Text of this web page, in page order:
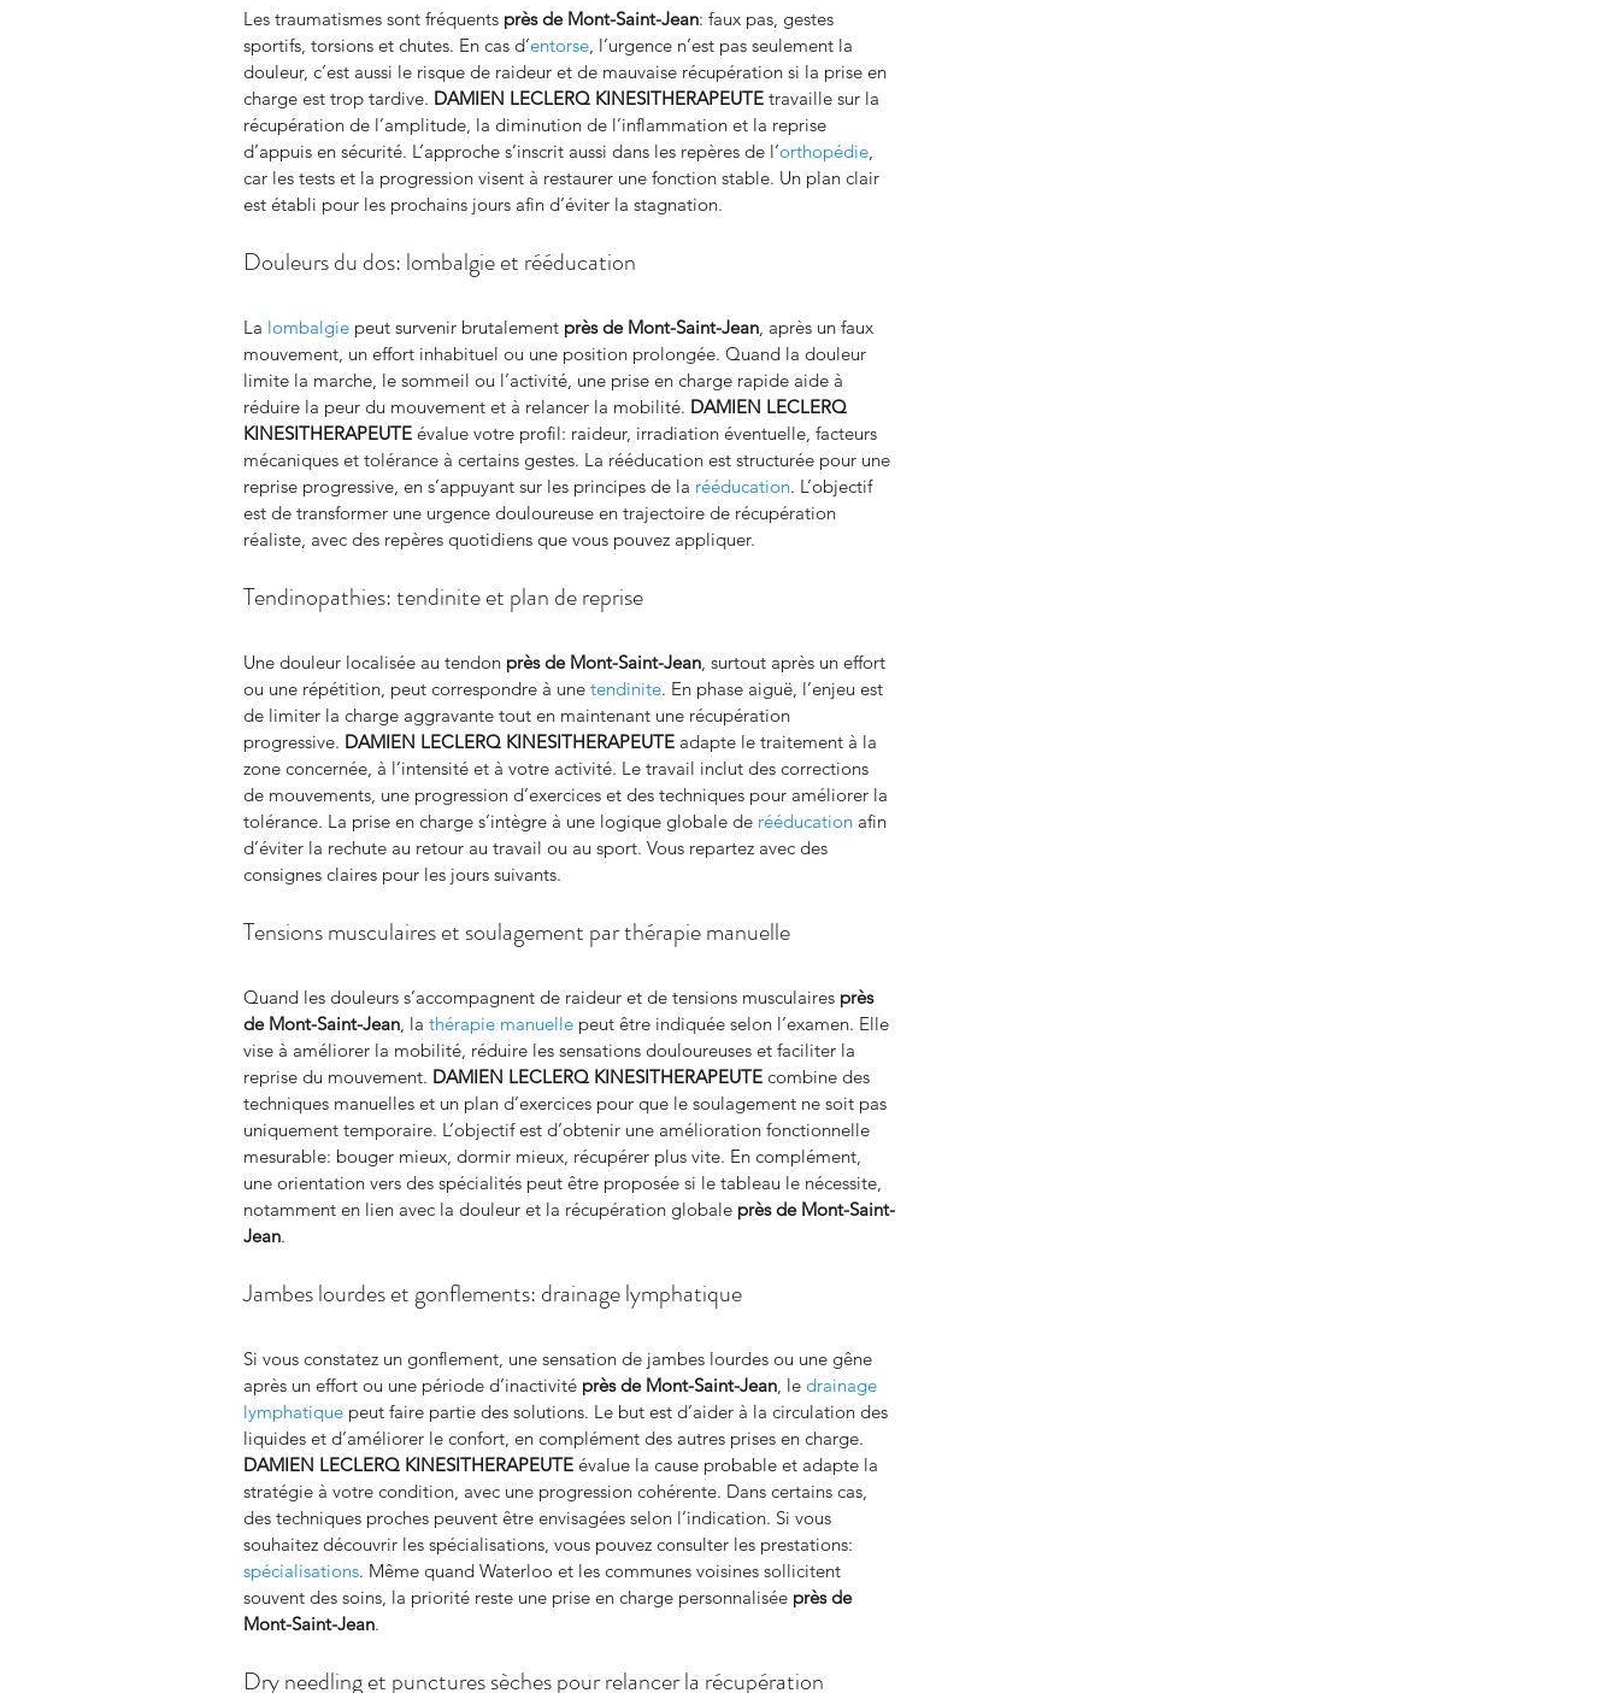
Les traumatismes sont fréquents près de Mont-Saint-Jean: faux pas, gestes
sportifs, torsions et chutes. En cas d’entorse, l’urgence n’est pas seulement la
douleur, c’est aussi le risque de raideur et de mauvaise récupération si la prise en
charge est trop tardive. DAMIEN LECLERQ KINESITHERAPEUTE travaille sur la
récupération de l’amplitude, la diminution de l’inflammation et la reprise
d’appuis en sécurité. L’approche s’inscrit aussi dans les repères de l’orthopédie,
car les tests et la progression visent à restaurer une fonction stable. Un plan clair
est établi pour les prochains jours afin d’éviter la stagnation.
Douleurs du dos: lombalgie et rééducation
La lombalgie peut survenir brutalement près de Mont-Saint-Jean, après un faux
mouvement, un effort inhabituel ou une position prolongée. Quand la douleur
limite la marche, le sommeil ou l’activité, une prise en charge rapide aide à
réduire la peur du mouvement et à relancer la mobilité. DAMIEN LECLERQ
KINESITHERAPEUTE évalue votre profil: raideur, irradiation éventuelle, facteurs
mécaniques et tolérance à certains gestes. La rééducation est structurée pour une
reprise progressive, en s’appuyant sur les principes de la rééducation. L’objectif
est de transformer une urgence douloureuse en trajectoire de récupération
réaliste, avec des repères quotidiens que vous pouvez appliquer.
Tendinopathies: tendinite et plan de reprise
Une douleur localisée au tendon près de Mont-Saint-Jean, surtout après un effort
ou une répétition, peut correspondre à une tendinite. En phase aiguë, l’enjeu est
de limiter la charge aggravante tout en maintenant une récupération
progressive. DAMIEN LECLERQ KINESITHERAPEUTE adapte le traitement à la
zone concernée, à l’intensité et à votre activité. Le travail inclut des corrections
de mouvements, une progression d’exercices et des techniques pour améliorer la
tolérance. La prise en charge s’intègre à une logique globale de rééducation afin
d’éviter la rechute au retour au travail ou au sport. Vous repartez avec des
consignes claires pour les jours suivants.
Tensions musculaires et soulagement par thérapie manuelle
Quand les douleurs s’accompagnent de raideur et de tensions musculaires près
de Mont-Saint-Jean, la thérapie manuelle peut être indiquée selon l’examen. Elle
vise à améliorer la mobilité, réduire les sensations douloureuses et faciliter la
reprise du mouvement. DAMIEN LECLERQ KINESITHERAPEUTE combine des
techniques manuelles et un plan d’exercices pour que le soulagement ne soit pas
uniquement temporaire. L’objectif est d’obtenir une amélioration fonctionnelle
mesurable: bouger mieux, dormir mieux, récupérer plus vite. En complément,
une orientation vers des spécialités peut être proposée si le tableau le nécessite,
notamment en lien avec la douleur et la récupération globale près de Mont-Saint-
Jean.
Jambes lourdes et gonflements: drainage lymphatique
Si vous constatez un gonflement, une sensation de jambes lourdes ou une gêne
après un effort ou une période d’inactivité près de Mont-Saint-Jean, le drainage
lymphatique peut faire partie des solutions. Le but est d’aider à la circulation des
liquides et d’améliorer le confort, en complément des autres prises en charge.
DAMIEN LECLERQ KINESITHERAPEUTE évalue la cause probable et adapte la
stratégie à votre condition, avec une progression cohérente. Dans certains cas,
des techniques proches peuvent être envisagées selon l’indication. Si vous
souhaitez découvrir les spécialisations, vous pouvez consulter les prestations:
spécialisations. Même quand Waterloo et les communes voisines sollicitent
souvent des soins, la priorité reste une prise en charge personnalisée près de
Mont-Saint-Jean.
Dry needling et punctures sèches pour relancer la récupération